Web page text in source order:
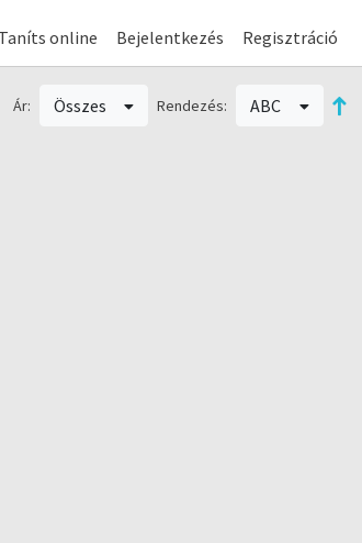
Taníts online Bejelentkezés Regisztráció
Ár: Összes Rendezés: ABC